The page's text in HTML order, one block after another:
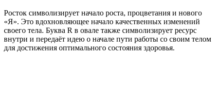
Росток символизирует начало роста, процветания и нового
«Я». Это вдохновляющее начало качественных изменений
своего тела. Буква R в овале также символизирует ресурс
внутри и передаёт идею о начале пути работы со своим телом
для достижения оптимального состояния здоровья.